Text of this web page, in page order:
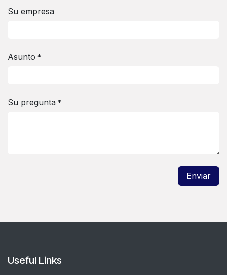
Su empresa
Asunto *
Su pregunta *
Enviar
Useful Links